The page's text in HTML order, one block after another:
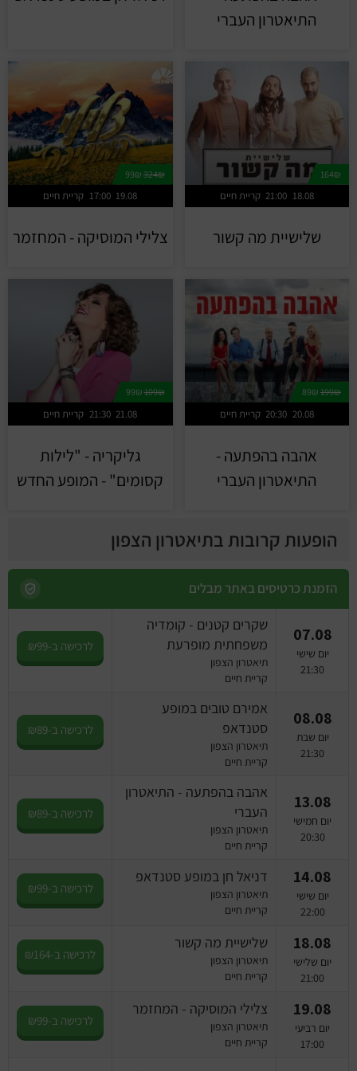
התיאטרון העברי
164₪
קריית חיים 21:00 18.08
שלישיית מה קשור
324₪
99₪
קריית חיים 17:00 19.08
צלילי המוסיקה - המחזמר
199₪
קריית חיים 20:30 20.08
אהבה בהפתעה -
התיאטרון העברי
109₪
99₪
קריית חיים 21:30 21.08
גליקריה - "לילות
קסומים" - המופע החדש
הופעות קרובות בתיאטרון הצפון
הזמנת כרטיסים באתר מבלים
07.08
יום שישי
21:30
שקרים קטנים - קומדיה
משפחתית מופרעת
תיאטרון הצפון
קריית חיים
לרכישה ב-₪99
08.08
יום שבת
21:30
אמירם טובים במופע
סטנדאפ
תיאטרון הצפון
קריית חיים
לרכישה ב-₪89
13.08
יום חמישי
20:30
אהבה בהפתעה - התיאטרון
העברי
תיאטרון הצפון
קריית חיים
לרכישה ב-₪89
14.08
יום שישי
22:00
דניאל חן במופע סטנדאפ
תיאטרון הצפון
קריית חיים
לרכישה ב-₪99
18.08
יום שלישי
21:00
שלישיית מה קשור
תיאטרון הצפון
קריית חיים
לרכישה ב-₪164
19.08
יום רביעי
17:00
צלילי המוסיקה - המחזמר
תיאטרון הצפון
קריית חיים
לרכישה ב-₪99